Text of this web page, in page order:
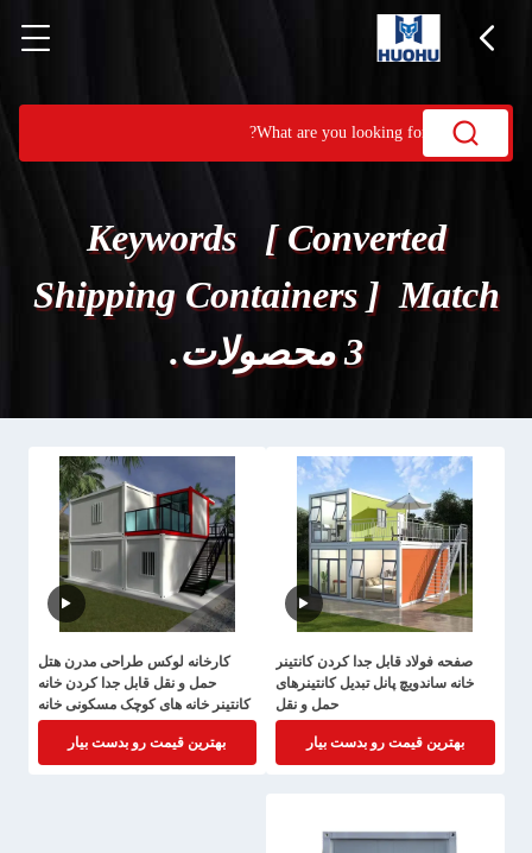
Keywords [ Converted
Shipping Containers ] Match
3 محصولات.
صفحه فولاد قابل جدا کردن کانتینر
خانه ساندویچ پانل تبدیل کانتینرهای
حمل و نقل
بهترین قیمت رو بدست بیار
کارخانه لوکس طراحی مدرن هتل
حمل و نقل قابل جدا کردن خانه
کانتینر خانه های کوچک مسکونی خانه
های پیش ساخته
بهترین قیمت رو بدست بیار